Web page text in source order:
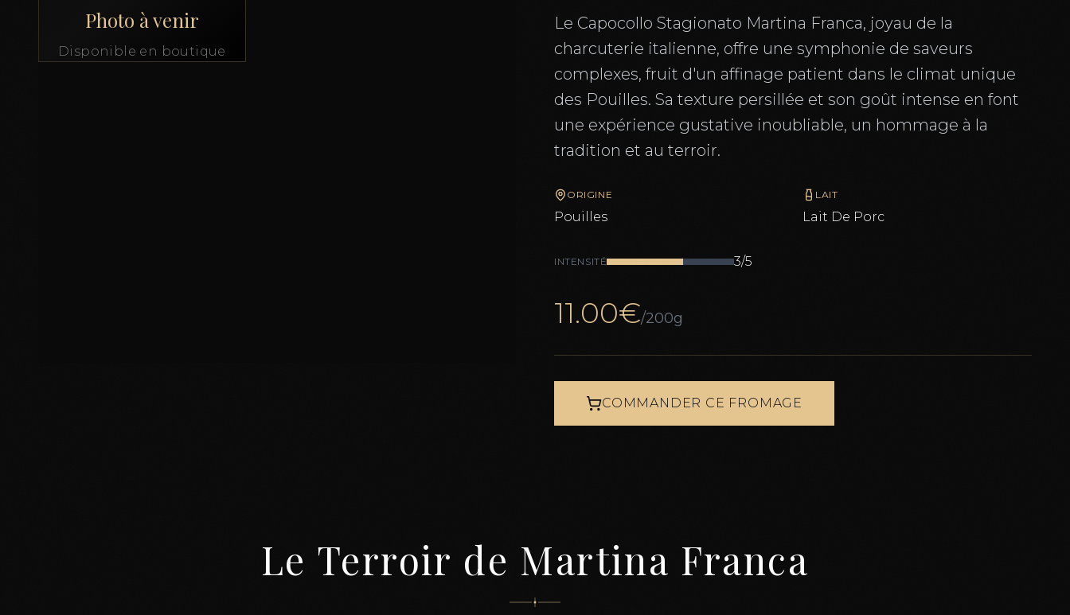
Photo à venir
Disponible en boutique
Le Capocollo Stagionato Martina Franca, joyau de la
charcuterie italienne, offre une symphonie de saveurs
complexes, fruit d'un affinage patient dans le climat unique
des Pouilles. Sa texture persillée et son goût intense en font
une expérience gustative inoubliable, un hommage à la
tradition et au terroir.
ORIGINE
Pouilles
LAIT
Lait De Porc
INTENSITÉ 3/5
11.00€/200g
COMMANDER CE FROMAGE
Le Terroir de Martina Franca